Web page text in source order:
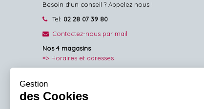
Besoin d'un conseil ? Appelez nous !
Tel: 02 28 07 39 80
Contactez-nous par mail
Nos 4 magasins
=> Horaires et adresses
NOUS SUIVRE
Facebook
Gestion
des Cookies